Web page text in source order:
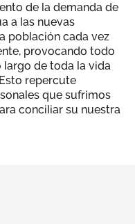
de la demanda de
a las nuevas
población cada vez
provocando todo
largo de toda la vida
repercute
que sufrimos
conciliar su nuestra